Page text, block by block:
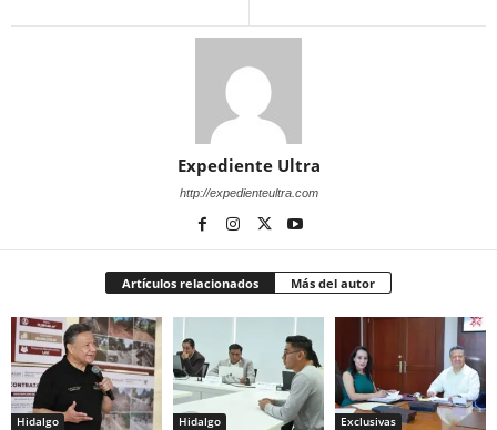
Expediente Ultra
http://expedienteultra.com
Artículos relacionados Más del autor
Hidalgo Hidalgo Exclusivas